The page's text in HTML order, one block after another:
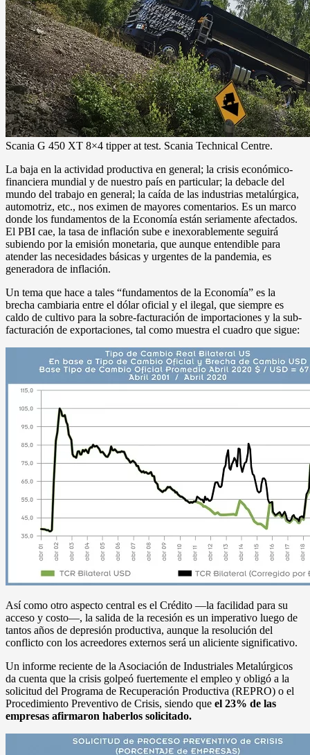
Scania G 450 XT 8×4 tipper at test. Scania Technical Centre.
La baja en la actividad productiva en general; la crisis económico-
financiera mundial y de nuestro país en particular; la debacle del
mundo del trabajo en general; la caída de las industrias metalúrgica,
automotriz, etc., nos eximen de mayores comentarios. Es un marco
donde los fundamentos de la Economía están seriamente afectados.
El PBI cae, la tasa de inflación sube e inexorablemente seguirá
subiendo por la emisión monetaria, que aunque entendible para
atender las necesidades básicas y urgentes de la pandemia, es
generadora de inflación.
Un tema que hace a tales “fundamentos de la Economía” es la
brecha cambiaria entre el dólar oficial y el ilegal, que siempre es
caldo de cultivo para la sobre-facturación de importaciones y la sub-
facturación de exportaciones, tal como muestra el cuadro que sigue:
Así como otro aspecto central es el Crédito —la facilidad para su
acceso y costo—, la salida de la recesión es un imperativo luego de
tantos años de depresión productiva, aunque la resolución del
conflicto con los acreedores externos será un aliciente significativo.
Un informe reciente de la Asociación de Industriales Metalúrgicos
da cuenta que la crisis golpeó fuertemente el empleo y obligó a la
solicitud del Programa de Recuperación Productiva (REPRO) o el
Procedimiento Preventivo de Crisis, siendo que el 23% de las
empresas afirmaron haberlos solicitado.